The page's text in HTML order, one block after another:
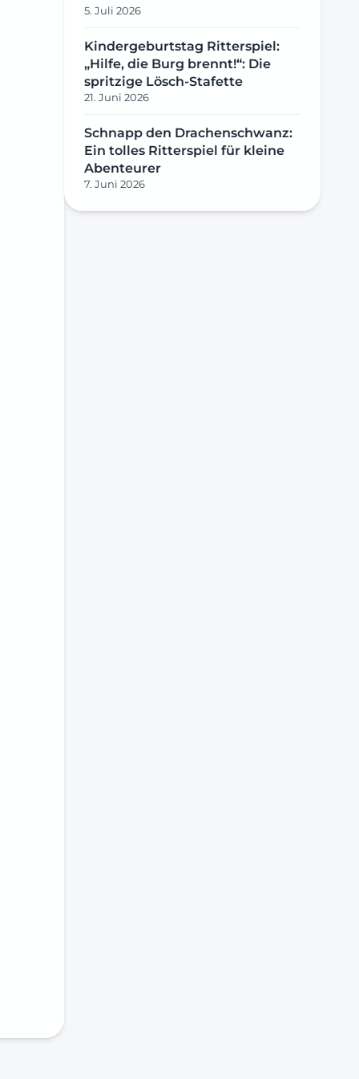
5. Juli 2026
Kindergeburtstag Ritterspiel:
„Hilfe, die Burg brennt!“: Die
spritzige Lösch-Stafette
21. Juni 2026
Schnapp den Drachenschwanz:
Ein tolles Ritterspiel für kleine
Abenteurer
7. Juni 2026